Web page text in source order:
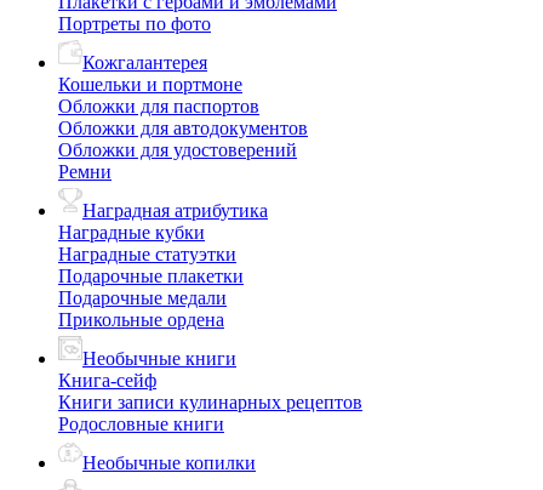
Портреты по фото
Кожгалантерея
Кошельки и портмоне
Обложки для паспортов
Обложки для автодокументов
Обложки для удостоверений
Ремни
Наградная атрибутика
Наградные кубки
Наградные статуэтки
Подарочные плакетки
Подарочные медали
Прикольные ордена
Необычные книги
Книга-сейф
Книги записи кулинарных рецептов
Родословные книги
Необычные копилки